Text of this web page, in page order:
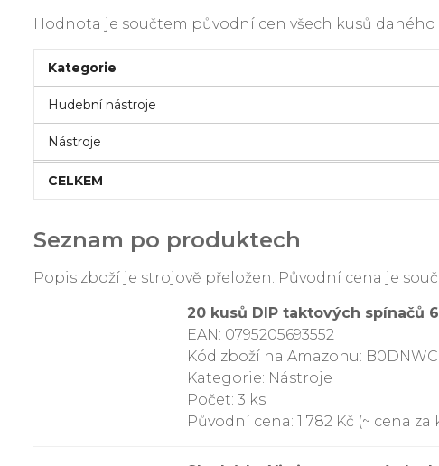
Hodnota je součtem původní cen všech kusů
Kategorie
Hudební nástroje
Nástroje
CELKEM
Seznam po produktech
Popis zboží je strojově přeložen. Původní cena je
20 kusů DIP taktových spínačů
EAN: 0795205693552
Kód zboží na Amazonu:
Kategorie: Nástroje
Počet: 3 ks
Původní cena: 1 782 Kč (~ cena za